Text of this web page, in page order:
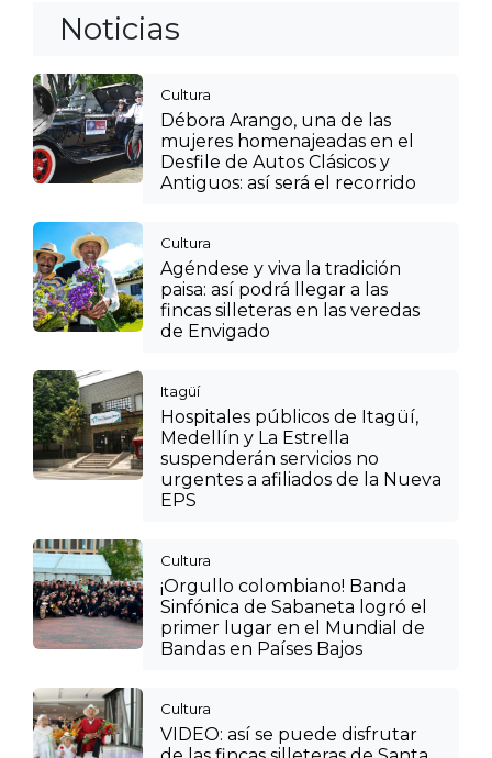
Noticias
Cultura
Débora Arango, una de las
mujeres homenajeadas en el
Desfile de Autos Clásicos y
Antiguos: así será el recorrido
Cultura
Agéndese y viva la tradición
paisa: así podrá llegar a las
fincas silleteras en las veredas
de Envigado
Itagüí
Hospitales públicos de Itagüí,
Medellín y La Estrella
suspenderán servicios no
urgentes a afiliados de la Nueva
EPS
Cultura
¡Orgullo colombiano! Banda
Sinfónica de Sabaneta logró el
primer lugar en el Mundial de
Bandas en Países Bajos
Cultura
VIDEO: así se puede disfrutar